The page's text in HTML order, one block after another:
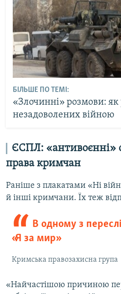
БІЛЬШЕ ПО ТЕМІ:
«Злочинні» розмови:
незадоволених війною
ЄСПЛ: «антивоєнні»
права кримчан
Раніше з плакатами «Ні
й інші кримчани. Їх теж
В одному з
«Я за мир»
Кримська правозахисна група
«Найчастішою причиною